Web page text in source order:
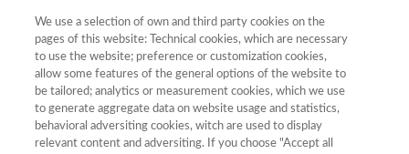
Año
Año Filtrar
We use a selection of own and third party cookies on the
pages of this website: Technical cookies, which are necessary
to use the website; preference or customization cookies,
allow some features of the general options of the website to
be tailored; analytics or measurement cookies, which we use
to generate aggregate data on website usage and statistics,
behavioral adversiting cookies, witch are used to display
relevant content and adversiting. If you choose "Accept all